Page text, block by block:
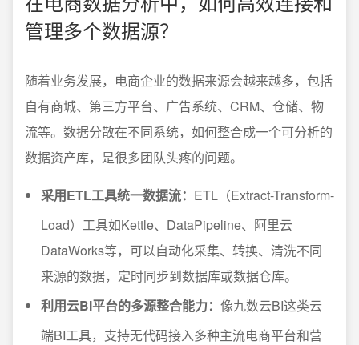
管理多个数据源？
随着业务发展，电商企业的数据来源会越来越多，包括
自有商城、第三方平台、广告系统、CRM、仓储、物
流等。数据分散在不同系统，如何整合成一个可分析的
数据资产库，是很多团队头疼的问题。
采用ETL工具统一数据流： ETL（Extract-Transform-
Load）工具如Kettle、DataPipeline、阿里云
DataWorks等，可以自动化采集、转换、清洗不同
来源的数据，定时同步到数据库或数据仓库。
利用云BI平台的多源整合能力： 像九数云BI这类云
端BI工具，支持无代码接入多种主流电商平台和营